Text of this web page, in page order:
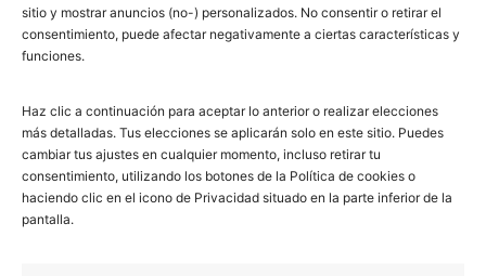
sitio y mostrar anuncios (no-) personalizados. No consentir o retirar el
consentimiento, puede afectar negativamente a ciertas características y
funciones.
Haz clic a continuación para aceptar lo anterior o realizar elecciones
más detalladas. Tus elecciones se aplicarán solo en este sitio. Puedes
cambiar tus ajustes en cualquier momento, incluso retirar tu
consentimiento, utilizando los botones de la Política de cookies o
haciendo clic en el icono de Privacidad situado en la parte inferior de la
pantalla.
las enfermedades que pueden afectar a
esta parte de nuestro cuerpo. Analizando
Publicada elabril 10, 2015
Categorizado comoConsejos
Etiquetado como